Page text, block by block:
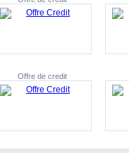
Offre de credit